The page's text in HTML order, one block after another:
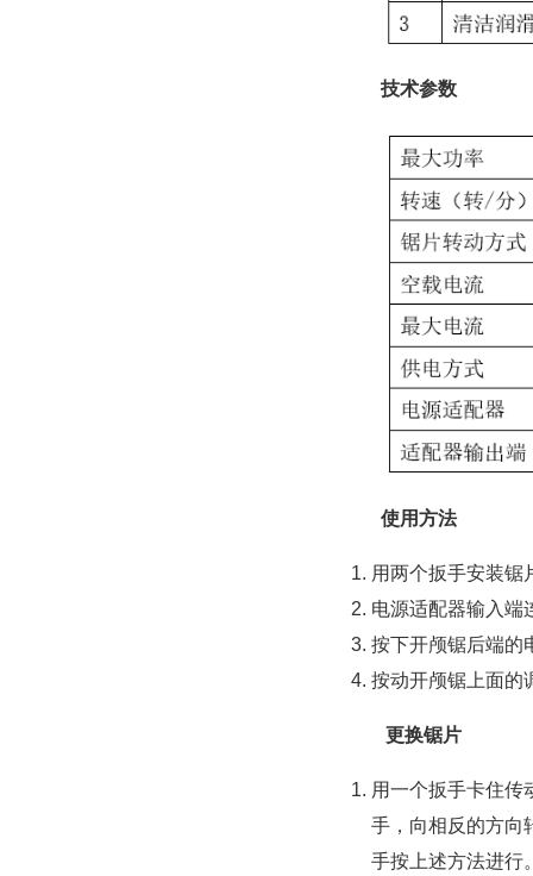
技术参数
使用方法
用两个扳手安装锯
电源适配器输入端
按下开颅锯后端的
按动开颅锯上面
更换锯片
用一个扳手卡住传
手，向相反的方向
手按上述方法进行